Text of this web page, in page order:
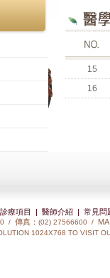
15
16
診療項目 | 醫師介紹| 常見問
/ 傳真： (02) 27566600 /
1024X768 TO VISIT